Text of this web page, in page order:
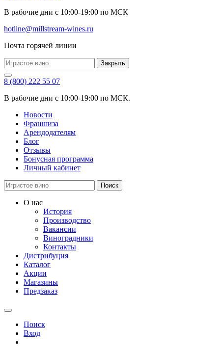
В рабочие дни с 10:00-19:00 по МСК
hotline@millstream-wines.ru
Почта горячей линии
Закрыть
8 (800) 222 55 07
В рабочие дни с 10:00-19:00 по МСК.
Новости
Франшиза
Арендодателям
Блог
Отзывы
Бонусная программа
Личный кабинет
Поиск
О нас
История
Производство
Вакансии
Виноградники
Контакты
Дистрибуция
Каталог
Акции
Магазины
Предзаказ
Поиск
Вход